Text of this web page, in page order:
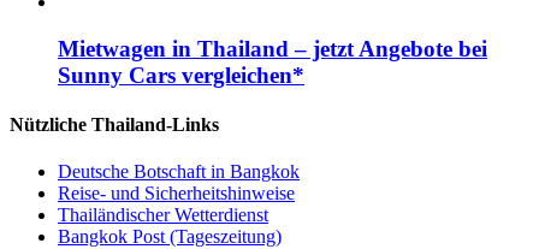
Mietwagen in Thailand – jetzt Angebote bei
Sunny Cars vergleichen*
Nützliche Thailand-Links
Deutsche Botschaft in Bangkok
Reise- und Sicherheitshinweise
Thailändischer Wetterdienst
Bangkok Post (Tageszeitung)